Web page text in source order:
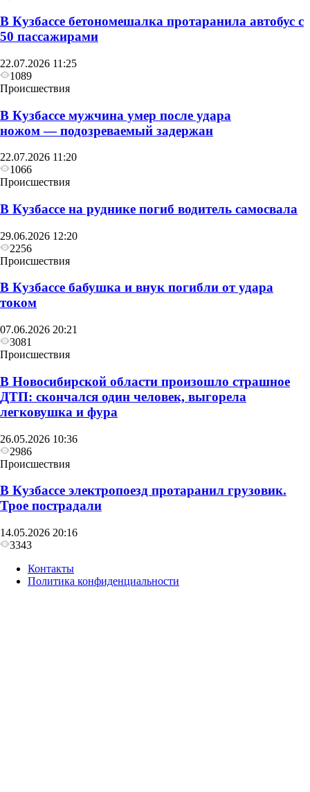
В Кузбассе бетономешалка протаранила автобус с
50 пассажирами
22.07.2026 11:25
1089
Происшествия
В Кузбассе мужчина умер после удара
ножом — подозреваемый задержан
22.07.2026 11:20
1066
Происшествия
В Кузбассе на руднике погиб водитель самосвала
29.06.2026 12:20
2256
Происшествия
В Кузбассе бабушка и внук погибли от удара
током
07.06.2026 20:21
3081
Происшествия
В Новосибирской области произошло страшное
ДТП: скончался один человек, выгорела
легковушка и фура
26.05.2026 10:36
2986
Происшествия
В Кузбассе электропоезд протаранил грузовик.
Трое пострадали
14.05.2026 20:16
3343
Контакты
Политика конфиденциальности